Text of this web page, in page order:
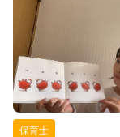
お子様の撮影
（定期特典）
サポートの特徴
資格
保育士